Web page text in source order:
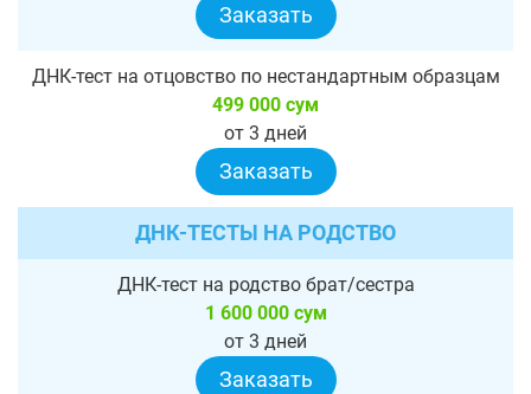
Заказать
ДНК-тест на отцовство по нестандартным образцам
499 000 сум
от 3 дней
Заказать
ДНК-ТЕСТЫ НА РОДСТВО
ДНК-тест на родство брат/сестра
1 600 000 сум
от 3 дней
Заказать